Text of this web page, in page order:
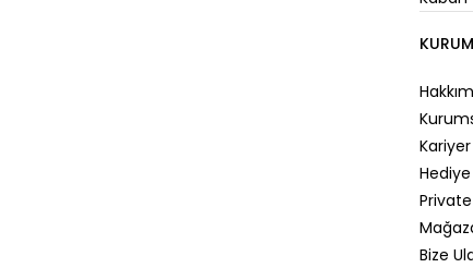
Kariyer
Hediye
Bize